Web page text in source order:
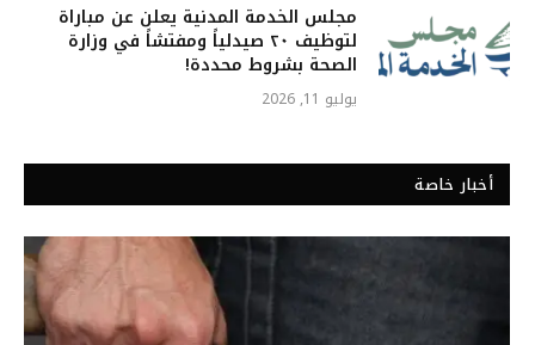
مجلس الخدمة المدنية يعلن عن مباراة
لتوظيف ٢٠ صيدلياً ومفتشاً في وزارة
الصحة بشروط محددة!
يوليو 11, 2026
أخبار خاصة